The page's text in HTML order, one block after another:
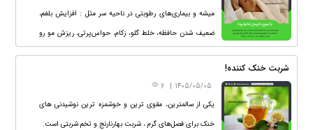
میشه و بیماری‌های رطوبتی در ناحیه سر مثل : افزایش بلغم،
ضعیف شدن حافظه، خلط گلو، زکام، حواس‌پرتی، ریزش مو رو
افزایش میده و میتونه باعث سردرد بشه.
شربت خنک کننده!
1405/05/05
|
یکی از سالمترین، مقوی ترین و خوشمزه ترین نوشیدنی های
خنک برای فصل‌های گرم ، شربت بهارنارنج و تخم شربتی است.